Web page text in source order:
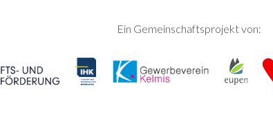
Ein Gemeinschaftsprojekt von: